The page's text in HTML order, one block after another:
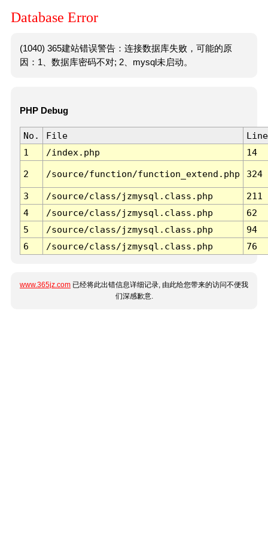
Database Error
(1040) 365建站错误警告：连接数据库失败，可能的原
因：1、数据库密码不对; 2、mysql未启动。
PHP Debug
No. File
Line
1
/index.php 14
2 /source/function/function_extend.php 324
3 /source/class/jzmysql.class.php
211
4
/source/class/jzmysql.class.php
62
5
/source/class/jzmysql.class.php
94
6
/source/class/jzmysql.class.php 76
www.365jz.com 已经将此出错信息详细记录, 由此给您带来的访问不便我
们深感歉意.